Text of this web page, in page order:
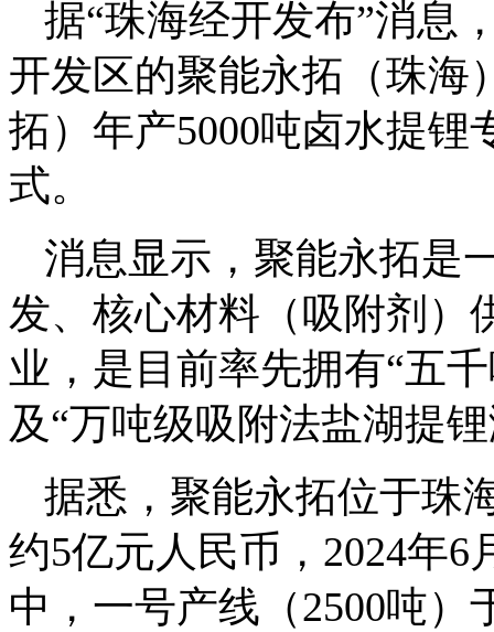
据“珠海经开发布”消息
开发区的聚能永拓（珠海
拓）年产5000吨卤水提
式。
消息显示，聚能永拓是
发、核心材料（吸附剂）
业，是目前率先拥有“五
及“万吨级吸附法盐湖提
据悉，聚能永拓位于珠
约5亿元人民币，2024年
中，一号产线（2500吨